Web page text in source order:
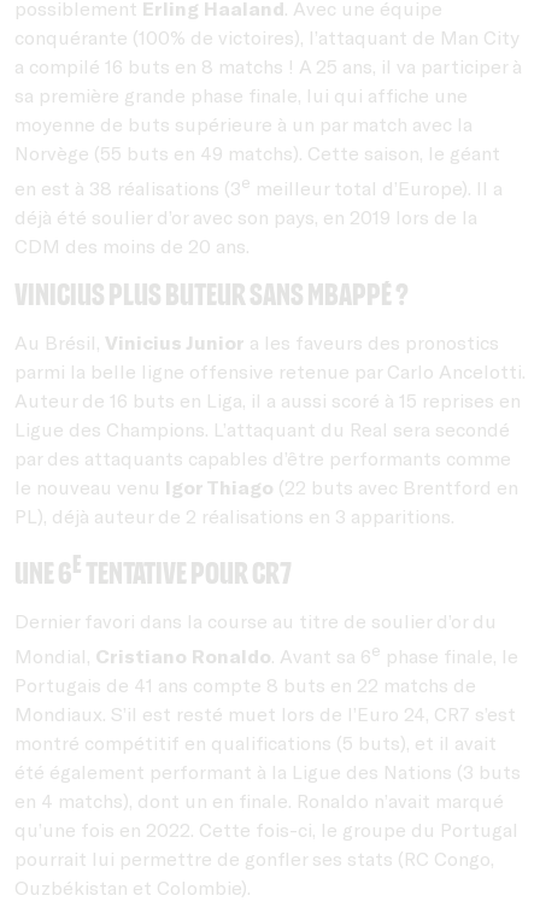
possiblement Erling Haaland . Avec une équipe
conquérante (100% de victoires), l’attaquant de Man City
a compilé 16 buts en 8 matchs ! A 25 ans, il va participer à
sa première grande phase finale, lui qui affiche une
moyenne de buts supérieure à un par match avec la
Norvège (55 buts en 49 matchs). Cette saison, le géant
en est à 38 réalisations (3e meilleur total d’Europe). Il a
déjà été soulier d’or avec son pays, en 2019 lors de la
CDM des moins de 20 ans.
Vinicius plus buteur sans Mbappé ?
Au Brésil, Vinicius Junior a les faveurs des pronostics
parmi la belle ligne offensive retenue par Carlo Ancelotti.
Auteur de 16 buts en Liga, il a aussi scoré à 15 reprises en
Ligue des Champions. L’attaquant du Real sera secondé
par des attaquants capables d’être performants comme
le nouveau venu Igor Thiago (22 buts avec Brentford en
PL), déjà auteur de 2 réalisations en 3 apparitions.
Une 6 e tentative pour CR7
Dernier favori dans la course au titre de soulier d’or du
Mondial, Cristiano Ronaldo. Avant sa 6e phase finale, le
Portugais de 41 ans compte 8 buts en 22 matchs de
Mondiaux. S’il est resté muet lors de l’Euro 24, CR7 s’est
montré compétitif en qualifications (5 buts), et il avait
été également performant à la Ligue des Nations (3 buts
en 4 matchs), dont un en finale. Ronaldo n’avait marqué
qu’une fois en 2022. Cette fois-ci, le groupe du Portugal
pourrait lui permettre de gonfler ses stats (RC Congo,
Ouzbékistan et Colombie).